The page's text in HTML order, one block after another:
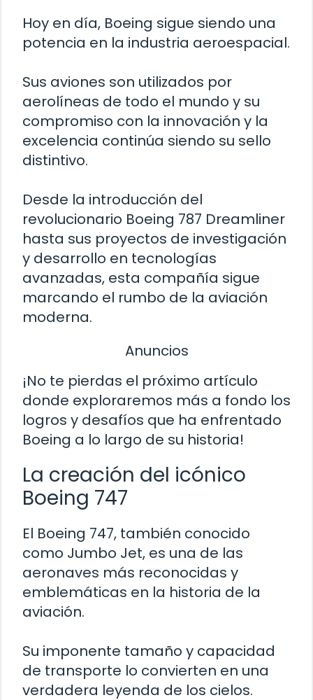
Hoy en día, Boeing sigue siendo una
potencia en la industria aeroespacial.
Sus aviones son utilizados por
aerolíneas de todo el mundo y su
compromiso con la innovación y la
excelencia continúa siendo su sello
distintivo.
Desde la introducción del
revolucionario Boeing 787 Dreamliner
hasta sus proyectos de investigación
y desarrollo en tecnologías
avanzadas, esta compañía sigue
marcando el rumbo de la aviación
moderna.
Anuncios
¡No te pierdas el próximo artículo
donde exploraremos más a fondo los
logros y desafíos que ha enfrentado
Boeing a lo largo de su historia!
La creación del icónico
Boeing 747
El Boeing 747, también conocido
como Jumbo Jet, es una de las
aeronaves más reconocidas y
emblemáticas en la historia de la
aviación.
Su imponente tamaño y capacidad
de transporte lo convierten en una
verdadera leyenda de los cielos.